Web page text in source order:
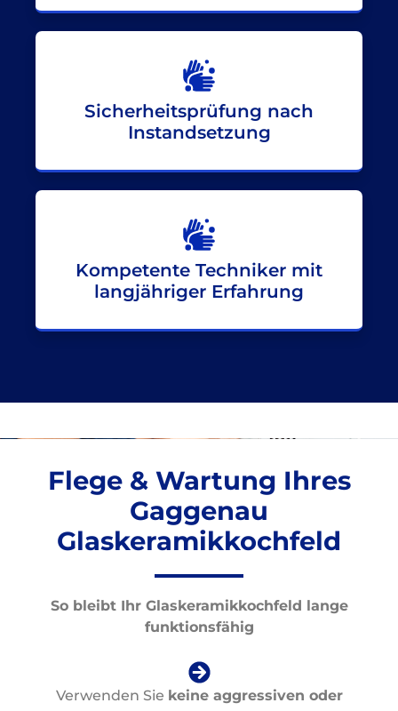
Sicherheitsprüfung nach
Instandsetzung
Kompetente Techniker mit
langjähriger Erfahrung
Flege & Wartung Ihres
Gaggenau
Glaskeramikkochfeld
So bleibt Ihr Glaskeramikkochfeld lange
funktionsfähig
Verwenden Sie keine aggressiven oder